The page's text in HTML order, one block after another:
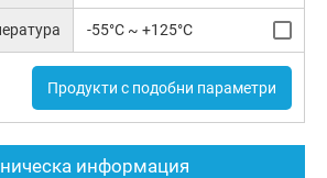
-55°C ~ +125°C
Продукти с подобни параметри
информация